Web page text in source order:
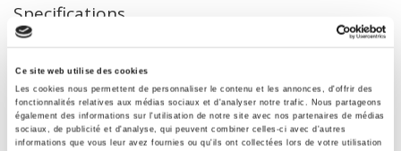
Ce site web utilise des cookies
Les cookies nous permettent de personnaliser le contenu et les annonces, d'offrir des
fonctionnalités relatives aux médias sociaux et d'analyser notre trafic. Nous partageons
également des informations sur l'utilisation de notre site avec nos partenaires de médias
sociaux, de publicité et d'analyse, qui peuvent combiner celles-ci avec d'autres
informations que vous leur avez fournies ou qu'ils ont collectées lors de votre utilisation
Specifications
Publisher
Presses de Sciences Po
Author
Daniel Boy,Vincent Jacques Le Seigneur,Agnès Roche